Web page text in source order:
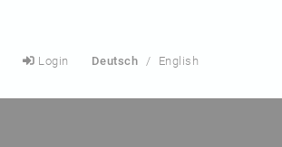
Login Deutsch / English